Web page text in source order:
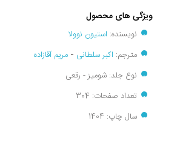
ویژگی های محصول
نویسنده: استیون نوولا
مترجم: اکبر سلطانی - مریم آقازاده
نوع جلد: شومیز - رقعی
تعداد صفحات: 304
سال چاپ: 1404